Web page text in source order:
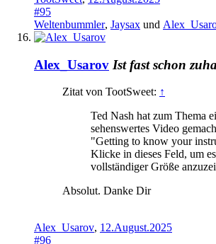
#95
Weltenbummler, Jaysax und
Alex_Usarov Ist fast schon
Zitat von TootSweet: ↑
Ted Nash hat zum Thema
sehenswertes Video
"Getting to know your
Klicke in dieses Feld, um
vollständiger Größe
Absolut. Danke Dir
Alex_Usarov, 12.August.2025
#96